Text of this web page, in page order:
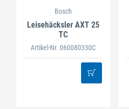
Bosch
Leisehäcksler AXT 25
TC
Artikel-Nr. 060080330C